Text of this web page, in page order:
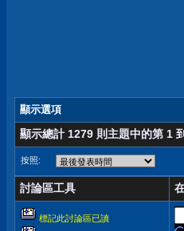
顯示選項
顯示總計 1279 則主題中的第 1
按照:
討論區工具
標記此討論區已讀